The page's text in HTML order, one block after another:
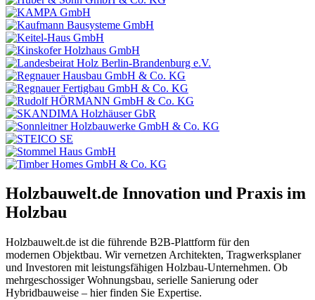
Holzbauwelt.de Innovation und Praxis im
Holzbau
Holzbauwelt.de ist die führende B2B-Plattform für den
modernen Objektbau. Wir vernetzen Architekten, Tragwerksplaner
und Investoren mit leistungsfähigen Holzbau-Unternehmen. Ob
mehrgeschossiger Wohnungsbau, serielle Sanierung oder
Hybridbauweise – hier finden Sie Expertise.